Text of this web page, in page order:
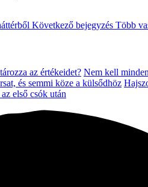
Következő bejegyzés Több
az értékeidet? Nem kell
és semmi köze a külsődhöz
első csók után